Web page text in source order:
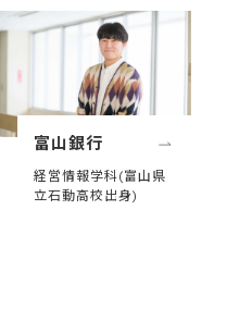
富山銀行
経営情報学科(富山県
立石動高校出身)